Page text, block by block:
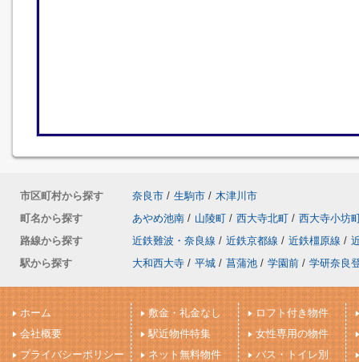
市区町村から探す 奈良市 / 生駒市 / 木津川市
町名から探す
あやめ池南 / 山陵町 / 西大寺北町 / 西大寺小坊
路線から探す
近鉄難波・奈良線 / 近鉄京都線 / 近鉄橿原線 /
駅から探す
大和西大寺 / 平城 / 菖蒲池 / 学園前 / 学研奈良
ホーム
会社概要
プライバシーポリシー
敷金・礼金なし
駅近物件特集
ネット無料物件
ロフト付き物件
女性専用の物件
バス・トイレ別